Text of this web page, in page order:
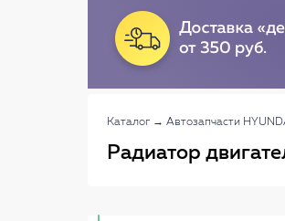
Каталог → Автозапчасти
Радиатор